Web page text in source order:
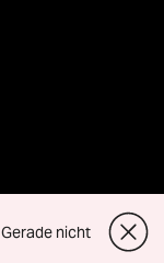
Gerade nicht